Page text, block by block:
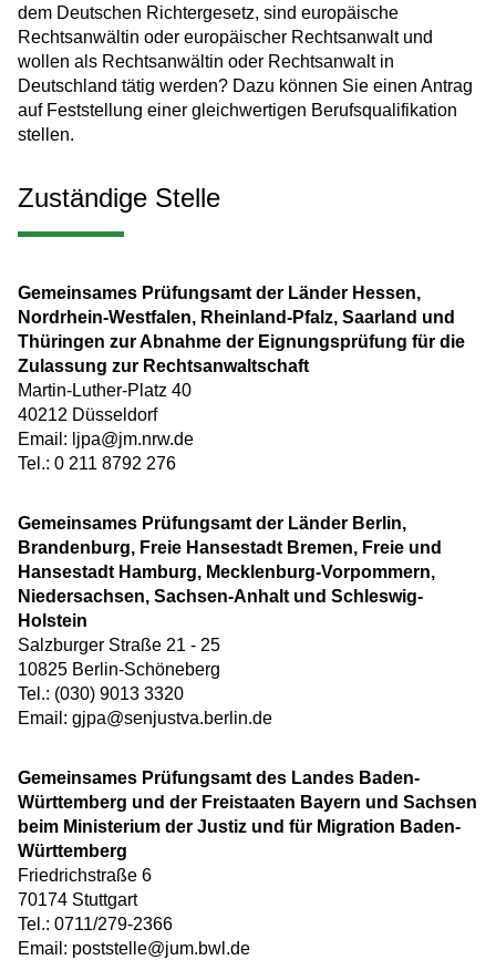
dem Deutschen Richtergesetz, sind europäische
Rechtsanwältin oder europäischer Rechtsanwalt und
wollen als Rechtsanwältin oder Rechtsanwalt in
Deutschland tätig werden? Dazu können Sie einen Antrag
auf Feststellung einer gleichwertigen Berufsqualifikation
stellen.
Zuständige Stelle
Gemeinsames Prüfungsamt der Länder Hessen,
Nordrhein-Westfalen, Rheinland-Pfalz, Saarland und
Thüringen zur Abnahme der Eignungsprüfung für die
Zulassung zur Rechtsanwaltschaft
Martin-Luther-Platz 40
40212 Düsseldorf
Email: ljpa@jm.nrw.de
Tel.: 0 211 8792 276
Gemeinsames Prüfungsamt der Länder Berlin,
Brandenburg, Freie Hansestadt Bremen, Freie und
Hansestadt Hamburg, Mecklenburg-Vorpommern,
Niedersachsen, Sachsen-Anhalt und Schleswig-
Holstein
Salzburger Straße 21 - 25
10825 Berlin-Schöneberg
Tel.: (030) 9013 3320
Email: gjpa@senjustva.berlin.de
Gemeinsames Prüfungsamt des Landes Baden-
Württemberg und der Freistaaten Bayern und Sachsen
beim Ministerium der Justiz und für Migration Baden-
Württemberg
Friedrichstraße 6
70174 Stuttgart
Tel.: 0711/279-2366
Email: poststelle@jum.bwl.de